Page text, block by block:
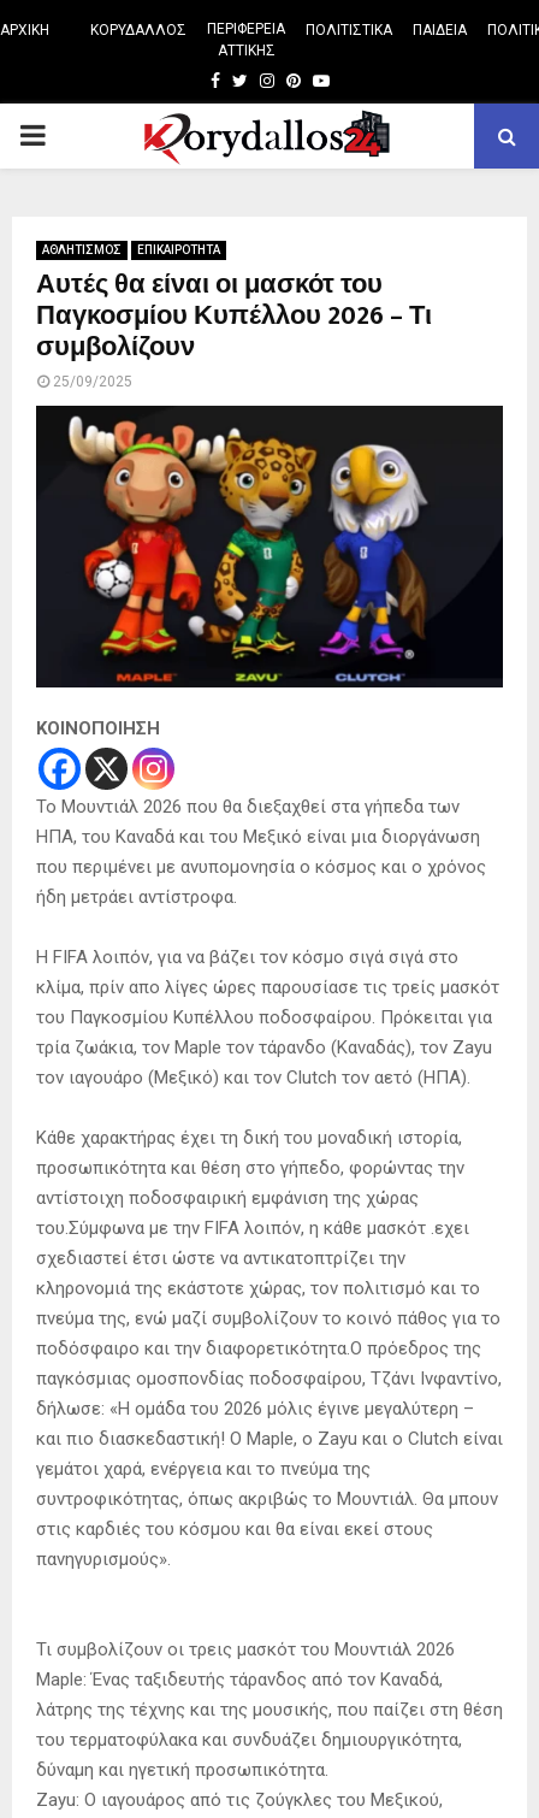
ΑΡΧΙΚΗ ΚΟΡΥΔΑΛΛΟΣ
ΠΕΡΙΦΕΡΕΙΑ
ΑΤΤΙΚΗΣ
ΠΟΛΙΤΙΣΤΙΚΑ ΠΑΙΔΕΙΑ
Facebook
TwitterInstagram
Pinterest
Youtube
PRIMARY
ΑΘΛΗΤΙΣΜΟΣ ΕΠΙΚΑΙΡΟΤΗΤΑ
Αυτές θα είναι οι μασκότ του
Παγκοσμίου Κυπέλλου 2026 – Τι
συμβολίζουν
25/09/2025
ΚΟΙΝΟΠΟΙΗΣΗ
Το Μουντιάλ 2026 που θα διεξαχθεί στα γήπεδα των
ΗΠΑ, του Καναδά και του Μεξικό είναι μια διοργάνωση
που περιμένει με ανυπομονησία ο κόσμος και ο χρόνος
ήδη μετράει αντίστροφα.
Η FIFA λοιπόν, για να βάζει τον κόσμο σιγά σιγά στο
κλίμα, πρίν απο λίγες ώρες παρουσίασε τις τρείς μασκότ
του Παγκοσμίου Κυπέλλου ποδοσφαίρου. Πρόκειται για
τρία ζωάκια, τον Maple τον τάρανδο (Καναδάς), τον Zayu
τον ιαγουάρο (Μεξικό) και τον Clutch τον αετό (ΗΠΑ).
Κάθε χαρακτήρας έχει τη δική του μοναδική ιστορία,
προσωπικότητα και θέση στο γήπεδο, φορώντας την
αντίστοιχη ποδοσφαιρική εμφάνιση της χώρας
του.Σύμφωνα με την FIFA λοιπόν, η κάθε μασκότ .εχει
σχεδιαστεί έτσι ώστε να αντικατοπτρίζει την
κληρονομιά της εκάστοτε χώρας, τον πολιτισμό και το
πνεύμα της, ενώ μαζί συμβολίζουν το κοινό πάθος για το
ποδόσφαιρο και την διαφορετικότητα.Ο πρόεδρος της
παγκόσμιας ομοσπονδίας ποδοσφαίρου, Τζάνι Ινφαντίνο,
δήλωσε: «Η ομάδα του 2026 μόλις έγινε μεγαλύτερη –
και πιο διασκεδαστική! Ο Maple, ο Zayu και ο Clutch είναι
γεμάτοι χαρά, ενέργεια και το πνεύμα της
συντροφικότητας, όπως ακριβώς το Μουντιάλ. Θα μπουν
στις καρδιές του κόσμου και θα είναι εκεί στους
πανηγυρισμούς».
Τι συμβολίζουν οι τρεις μασκότ του Μουντιάλ 2026
Maple: Ένας ταξιδευτής τάρανδος από τον Καναδά,
λάτρης της τέχνης και της μουσικής, που παίζει στη θέση
του τερματοφύλακα και συνδυάζει δημιουργικότητα,
δύναμη και ηγετική προσωπικότητα.
Zayu: Ο ιαγουάρος από τις ζούγκλες του Μεξικού,